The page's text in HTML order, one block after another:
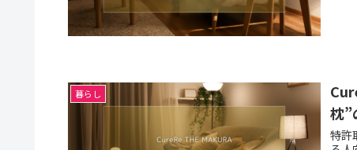
暮らし
枕”
特許